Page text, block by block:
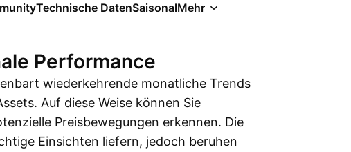
Technische DatenSaisonalMehr
Performance
wiederkehrende monatliche Trends
Auf diese Weise können Sie
Preisbewegungen erkennen. Die
Einsichten liefern, jedoch beruhen